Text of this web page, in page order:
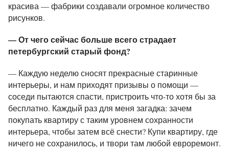
красива — фабрики создавали огромное количество
рисунков.
— От чего сейчас больше всего страдает
петербургский старый фонд?
— Каждую неделю сносят прекрасные старинные
интерьеры, и нам приходят призывы о помощи —
соседи пытаются спасти, пристроить что-то хотя бы за
бесплатно. Каждый раз для меня загадка: зачем
покупать квартиру с таким уровнем сохранности
интерьера, чтобы затем всё снести? Купи квартиру, где
ничего не сохранилось, и твори там любой евроремонт.